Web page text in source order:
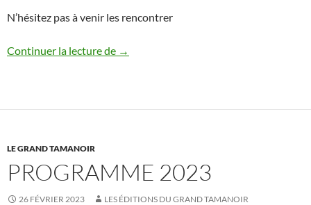
N’hésitez pas à venir les rencontrer
Continuer la lecture de Le Grand Tamanoir au Talus des poètes
→
LE GRAND TAMANOIR
PROGRAMME 2023
26 FÉVRIER 2023 LES ÉDITIONS DU GRAND TAMANOIR